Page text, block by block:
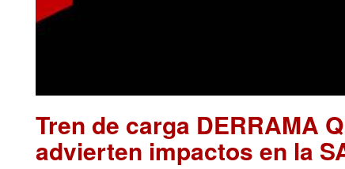
Tren de carga DERRAMA
advierten impactos en la